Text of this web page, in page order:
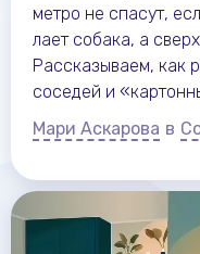
метро не спасут,
лает собака, а
Рассказываем, как
соседей и
отдадите задаток за
Мари Аскарова в